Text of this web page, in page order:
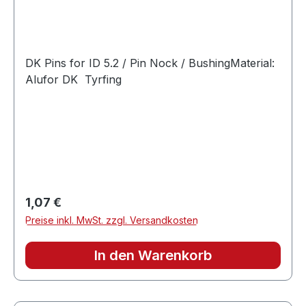
DK Pins for ID 5.2 / Pin Nock / BushingMaterial:
Alufor DK Tyrfing
Regulärer Preis:
1,07 €
Preise inkl. MwSt. zzgl. Versandkosten
In den Warenkorb